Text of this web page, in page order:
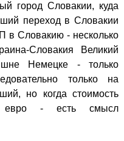
город Словакии, куда
переход в Словакии
в Словакию - несколько
Словакия Великий
Немецке - только
только на
но когда стоимость
евро - есть смысл